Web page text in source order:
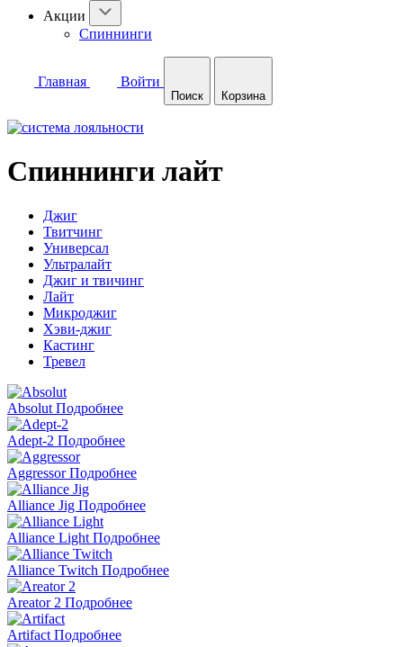
Акции
Спиннинги
Главная Войти
Поиск Корзина
Спиннинги лайт
Джиг
Твитчинг
Универсал
Ультралайт
Джиг и твичинг
Лайт
Микроджиг
Хэви-джиг
Кастинг
Тревел
Absolut Подробнее
Adept-2 Подробнее
AggressorПодробнее
Alliance Jig Подробнее
Alliance Light Подробнее
Alliance Twitch Подробнее
Areator 2 Подробнее
Artifact Подробнее